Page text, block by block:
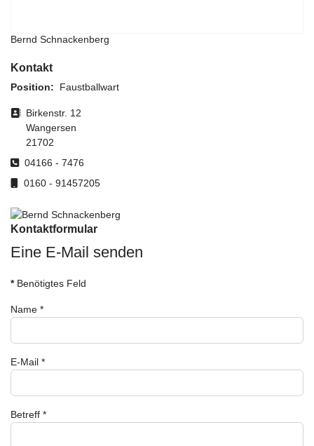
Bernd Schnackenberg
Kontakt
Position: Faustballwart
Adresse
Birkenstr. 12
Wangersen
21702
Telefon
04166 - 7476
Mobil
0160 - 91457205
Kontaktformular
Eine E-Mail senden
*Benötigtes Feld
Name *
E-Mail *
Betreff *